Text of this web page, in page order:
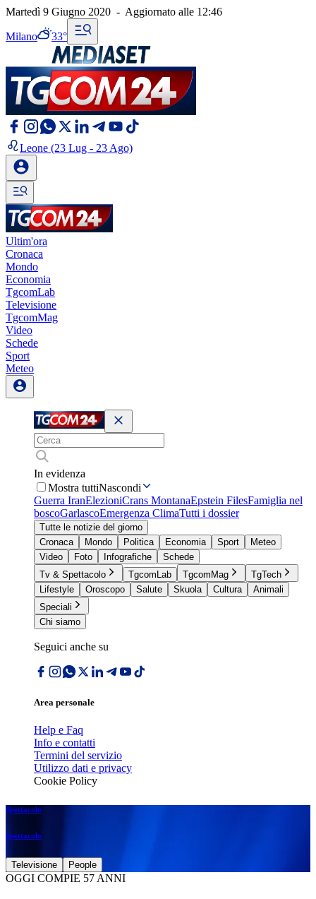
Martedì 9 Giugno 2020 - Aggiornato alle 12:46
Milano 33°
Leone (23 Lug - 23 Ago)
Ultim'ora
Cronaca
Mondo
Economia
TgcomLab
Televisione
TgcomMag
Video
Schede
Sport
Meteo
In evidenza
Mostra tuttiNascondi
Guerra IranElezioniCrans MontanaEpstein FilesFamiglia nel
boscoGarlascoEmergenza ClimaTutti i dossier
Tutte le notizie del giorno
Cronaca
Mondo Politica Economia Sport
Meteo
Video
Foto Infografiche
Schede
Tv & Spettacolo
TgcomLab TgcomMag
TgTech
Lifestyle
Oroscopo Salute Skuola Cultura
Animali
Speciali
Chi siamo
Seguici anche su
Area personale
Help e Faq
Info e contatti
Termini del servizio
Utilizzo dati e privacy
Cookie Policy
Spettacolo
Spettacolo
Televisione People
OGGI COMPIE 57 ANNI